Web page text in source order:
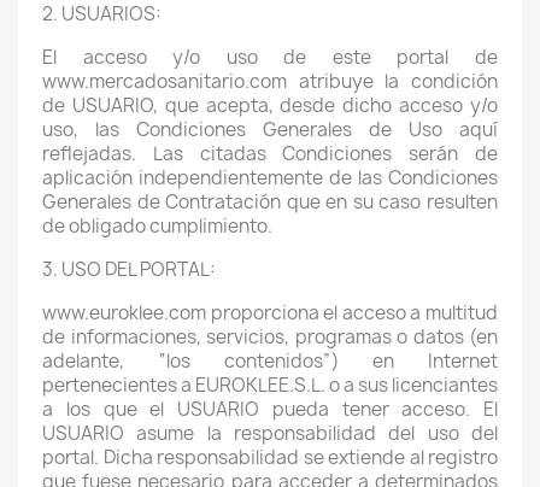
2. USUARIOS:
El acceso y/o uso de este portal de
www.mercadosanitario.com atribuye la condición
de USUARIO, que acepta, desde dicho acceso y/o
uso, las Condiciones Generales de Uso aquí
reflejadas. Las citadas Condiciones serán de
aplicación independientemente de las Condiciones
Generales de Contratación que en su caso resulten
de obligado cumplimiento.
3. USO DEL PORTAL:
www.euroklee.com proporciona el acceso a multitud
de informaciones, servicios, programas o datos (en
adelante, “los contenidos”) en Internet
pertenecientes a EUROKLEE.S.L. o a sus licenciantes
a los que el USUARIO pueda tener acceso. El
USUARIO asume la responsabilidad del uso del
portal. Dicha responsabilidad se extiende al registro
que fuese necesario para acceder a determinados